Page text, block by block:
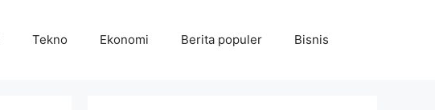
Tekno Ekonomi Berita populer Bisnis